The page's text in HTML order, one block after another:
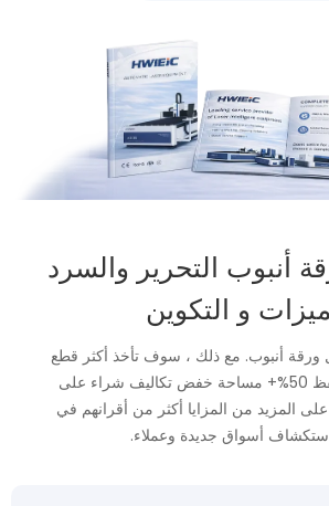
أنبوب التحرير والسرد
و التكوين
ورقة أنبوب. مع ذلك ، سوف تأخذ أكثر قطع
مطالب سهلة, حفظ 50%+ مساحة خفض تكاليف شراء على
المزيد من المزايا أكثر من أقرانهم في
أسواق جديدة وعملاء.